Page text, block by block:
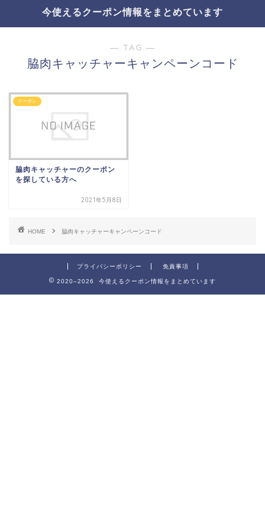
今使えるクーポン情報をまとめています
― TAG ―
脇肉キャッチャーキャンペーンコード
クーポン
脇肉キャッチャーのクーポン
を探している方へ
2021年5月8日
HOME 脇肉キャッチャーキャンペーンコード
プライバシーポリシー 免責事項
2020–2026 今使えるクーポン情報をまとめています